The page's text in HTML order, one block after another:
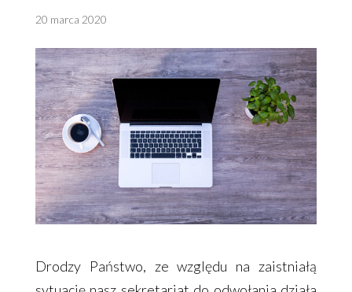
20 marca 2020
Drodzy Państwo, ze względu na zaistniałą